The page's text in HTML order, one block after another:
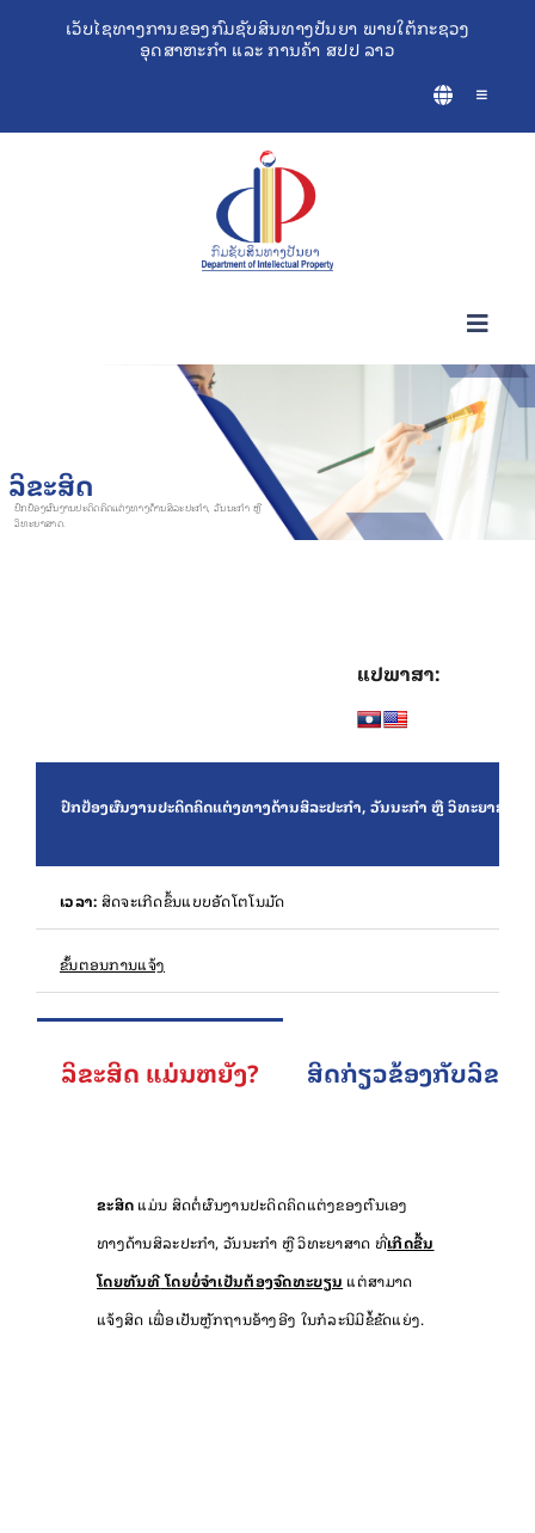
ເວັບໄຊທາງການຂອງກົມຊັບສິນທາງປັນຍາ ພາຍໃຕ້ກະຊວງ
ອຸດສາຫະກຳ ແລະ ການຄ້າ ສປປ ລາວ
Toggle
ກ່ຽວກັບຊັບສິນທາງປັນຍາ
ເຄື່ອງມືຊ່ວຍເຫຼືອທຸລະກິດ
ລິຂະສິດ
ປົກປ້ອງຜົນງານປະດິດຄິດແຕ່ງທາງ‌ດ້ານ‌ສິລະ‌ປະກຳ, ‌ວັນນະ‌ກຳ ຫຼື
ວິ‌ທະຍາ‌ສາດ.
ແປພາສາ:
ປົກປ້ອງຜົນງານປະດິດຄິດແຕ່ງທາງ‌ດ້ານ‌ສິລະ‌ປະກຳ, ‌ວັນນະ‌ກຳ ຫຼື ວິ‌ທະຍາ‌ສາດ.
ເວລາ: ສິດຈະເກີດຂຶ້ນແບບອັດໂຕໂນມັດ
ຂັ້ນຕອນການແຈ້ງ
ລິຂະສິດ ແມ່ນຫຍັງ? ສິດກ່ຽວຂ້ອງກັບລິຂະ
ຂະສິດ ແມ່ນ ສິດຕໍ່ຜົນງານປະດິດຄິດແຕ່ງຂອງຕົນເອງ
ທາງ‌ດ້ານ‌ສິລະ‌ປະກຳ, ‌ວັນນະ‌ກຳ ຫຼື ວິ‌ທະຍາ‌ສາດ ທີ່ເກີດຂື້ນ
ໂດຍທັນທີໂດຍບໍ່ຈຳເປັນຕ້ອງຈົດທະບຽນ ແຕ່ສາມາດ
ແຈ້ງສິດ ເພື່ອເປັນຫຼັກຖານອ້າງອີງ ໃນກໍລະນີມີຂໍ້ຂັດແຍ່ງ.